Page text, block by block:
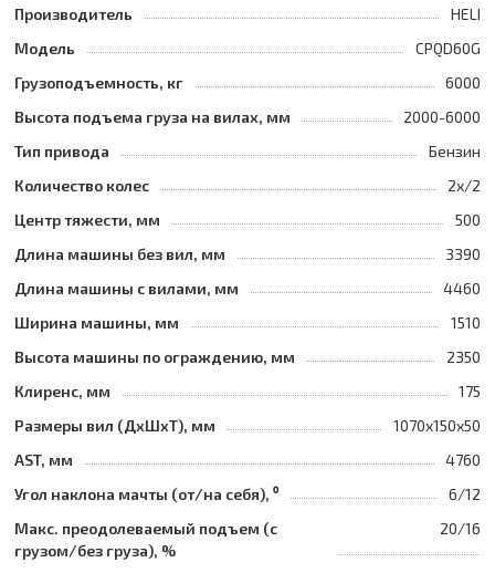
Производитель
HELI
Модель
CPQD60G
Грузоподъемность, кг
6000
Высота подъема груза на вилах, мм
2000-6000
Тип привода
Бензин
Количество колес
2х/2
Центр тяжести, мм
500
Длина машины без вил, мм
3390
Длина машины с вилами, мм
4460
Ширина машины, мм
1510
Высота машины по ограждению, мм
2350
Клиренс, мм
175
Размеры вил (ДхШхТ), мм
1070х150х50
AST, мм
4760
Угол наклона мачты (от/на себя), ⁰
6/12
Макс. преодолеваемый подъем (с
грузом/без груза), %
20/16